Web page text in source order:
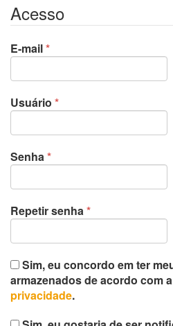
Acesso
E-mail*Obrigatório
Usuário *Obrigatório
Senha*Obrigatório
Repetir senha*Obrigatório
armazenados de acordo com a
privacidade.